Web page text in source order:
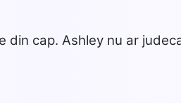
cap. Ashley nu ar